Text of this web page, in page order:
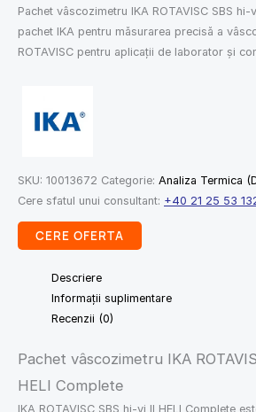
Pachet vâscozimetru IKA ROTAVISC SBS hi-
pachet IKA pentru măsurarea precisă a
ROTAVISC pentru aplicații de laborator și
SKU: 10013672 Categorie: Analiza Termica
Cere sfatul unui consultant: +40 21 25 53
CERE OFERTA
Descriere
Informații suplimentare
Recenzii (0)
Pachet vâscozimetru IKA
HELI Complete
IKA ROTAVISC SBS hi-vi II HELI Complete